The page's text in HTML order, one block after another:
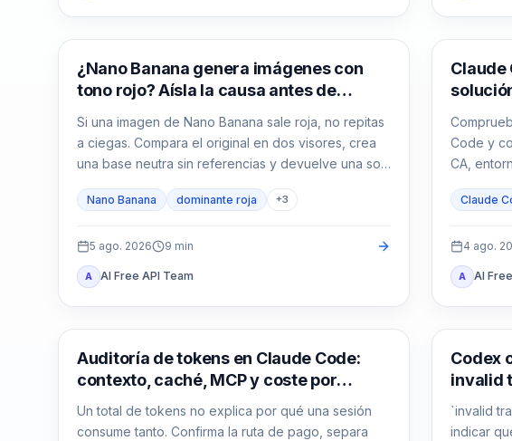
Generación de imágenes con IA
¿Nano Banana genera imágenes con
tono rojo? Aísla la causa antes de
repetir
Si una imagen de Nano Banana sale roja, no repitas
a ciegas. Compara el original en dos visores, crea
una base neutra sin referencias y devuelve una sola
Nano Banana dominante roja +3
5 ago. 2026 9 min
A AI Free API Team
Claude
Claude
Code y
CA,
Claude
4 ago.
A AI
Claude Code
Auditoría de tokens en Claude Code:
contexto, caché, MCP y coste por
sesión
Un total de tokens no explica por qué una sesión
consume tanto. Confirma la ruta de pago, separa
Codex
invalid
`invalid
indicar